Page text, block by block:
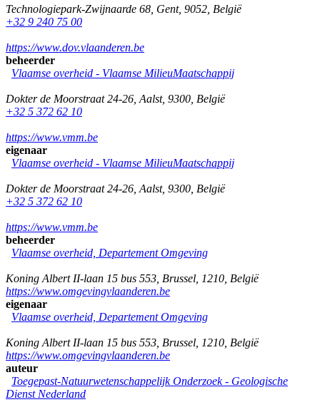
Technologiepark-Zwijnaarde 68 Gent, 9052 België
+32 9 240 75 00
https://www.dov.vlaanderen.be
beheerder
Vlaamse overheid - Vlaamse MilieuMaatschappij
Dokter de Moorstraat 24-26 Aalst, 9300 België
+32 5 372 62 10
https://www.vmm.be
eigenaar
Vlaamse overheid - Vlaamse MilieuMaatschappij
Dokter de Moorstraat 24-26 Aalst, 9300 België
+32 5 372 62 10
https://www.vmm.be
beheerder
Vlaamse overheid, Departement Omgeving
Koning Albert II-laan 15 bus 553 Brussel 1210 België
https://www.omgevingvlaanderen.be
eigenaar
Vlaamse overheid, Departement Omgeving
Koning Albert II-laan 15 bus 553 Brussel 1210 België
https://www.omgevingvlaanderen.be
auteur
Toegepast-Natuurwetenschappelijk Onderzoek - Geologische
Dienst Nederland